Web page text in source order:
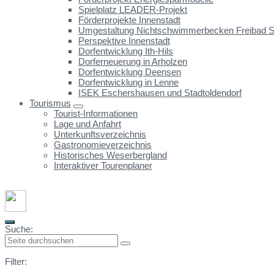
Spielplatz LEADER-Projekt
Förderprojekte Innenstadt
Umgestaltung Nichtschwimmerbecken Freibad
Perspektive Innenstadt
Dorfentwicklung Ith-Hils
Dorferneuerung in Arholzen
Dorfentwicklung Deensen
Dorfentwicklung in Lenne
ISEK Eschershausen und Stadtoldendorf
Tourismus
Tourist-Informationen
Lage und Anfahrt
Unterkunftsverzeichnis
Gastronomieverzeichnis
Historisches Weserbergland
Interaktiver Tourenplaner
Suche:
Filter: